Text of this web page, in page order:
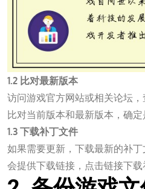
1.2 比对最新版本
访问游戏官方网站或相关论坛，
比对当前版本和最新版本，确定
1.3 下载补丁文件
如果需要更新，下载最新的补
会提供下载链接，点击链接下载